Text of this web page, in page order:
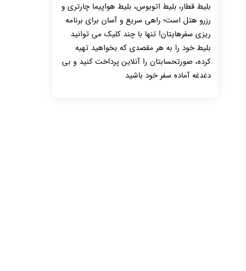
بلیط قطار، بلیط اتوبوس، بلیط هواپیما چارتری و
رزرو هتل است؛ راهی سریع و آسان برای برنامه
ریزی سفرهایتان! تنها با چند کلیک می توانید
بلیط خود را به هر مقصدی که بخواهید تهیه
کرده، صورتحسابتان را آنلاین پرداخت کنید و بی
دغدغه آماده سفر خود باشید